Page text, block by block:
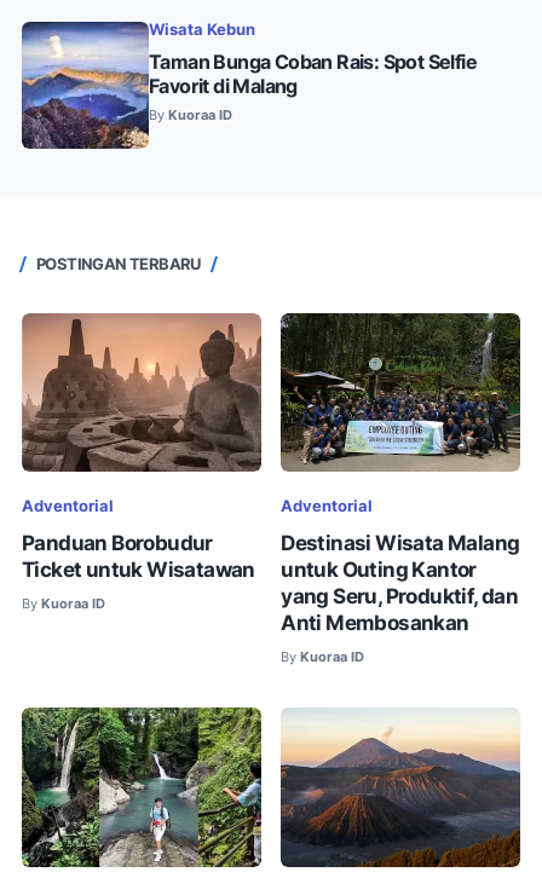
Wisata Kebun
Taman Bunga Coban Rais: Spot Selfie
Favorit di Malang
By Kuoraa ID
POSTINGAN TERBARU
Adventorial
Panduan Borobudur
Ticket untuk Wisatawan
By Kuoraa ID
Adventorial
Destinasi Wisata Malang
untuk Outing Kantor
yang Seru, Produktif, dan
Anti Membosankan
By Kuoraa ID